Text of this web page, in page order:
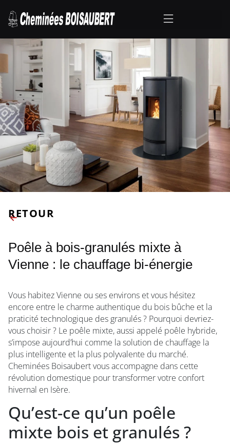
RETOUR
Poêle à bois-granulés mixte à
Vienne : le chauffage bi-énergie
Vous habitez Vienne ou ses environs et vous hésitez
encore entre le charme authentique du bois bûche et la
praticité technologique des granulés ? Pourquoi devriez-
vous choisir ? Le poêle mixte, aussi appelé poêle hybride,
s’impose aujourd’hui comme la solution de chauffage la
plus intelligente et la plus polyvalente du marché.
Cheminées Boisaubert vous accompagne dans cette
révolution domestique pour transformer votre confort
hivernal en Isère.
Qu’est-ce qu’un poêle
mixte bois et granulés ?